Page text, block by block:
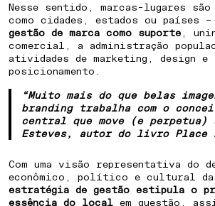
Nesse sentido, marcas-lugares
como cidades, estados ou países –
gestão de marca como suporte ,
comercial, a administração
atividades de marketing, design e
posicionamento.
“Muito mais do que belas
branding trabalha com o
central que move (e perpetua)
Esteves, autor do livro Place
Com uma visão representativa do
econômico, político e cultural
estratégia de gestão estipula o
essência do local em questão,